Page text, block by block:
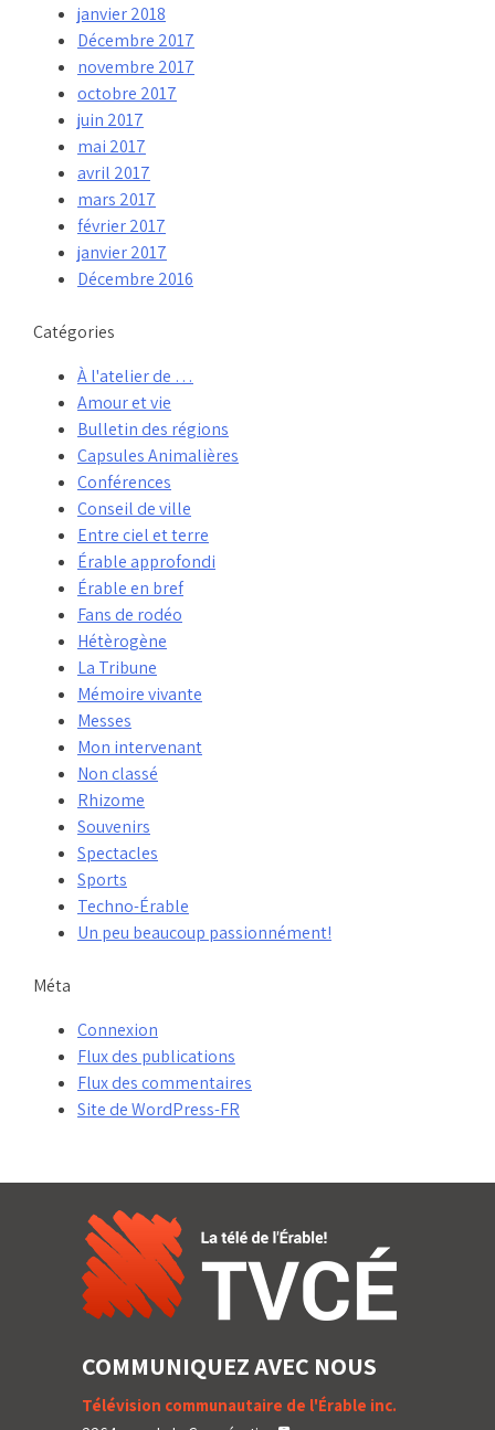
janvier 2018
Décembre 2017
novembre 2017
octobre 2017
juin 2017
mai 2017
avril 2017
mars 2017
février 2017
janvier 2017
Décembre 2016
Catégories
À l'atelier de …
Amour et vie
Bulletin des régions
Capsules Animalières
Conférences
Conseil de ville
Entre ciel et terre
Érable approfondi
Érable en bref
Fans de rodéo
Hétèrogène
La Tribune
Mémoire vivante
Messes
Mon intervenant
Non classé
Rhizome
Souvenirs
Spectacles
Sports
Techno-Érable
Un peu beaucoup passionnément!
Méta
Connexion
Flux des publications
Flux des commentaires
Site de WordPress-FR
COMMUNIQUEZ AVEC NOUS
Télévision communautaire de l'Érable inc.